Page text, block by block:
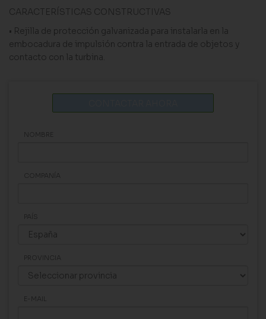
CARACTERÍSTICAS CONSTRUCTIVAS
• Rejilla de protección galvanizada para instalarla en la
embocadura de impulsión contra la entrada de objetos y
contacto con la turbina.
NOMBRE
COMPANÍA
PAÍS
PROVINCIA
E-MAIL